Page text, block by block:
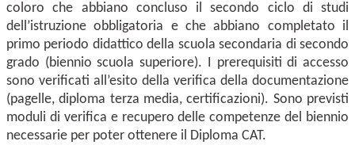
coloro che abbiano concluso il secondo ciclo di studi
dell’istruzione obbligatoria e che abbiano completato il
primo periodo didattico della scuola secondaria di secondo
grado (biennio scuola superiore). I prerequisiti di accesso
sono verificati all’esito della verifica della documentazione
(pagelle, diploma terza media, certificazioni). Sono previsti
moduli di verifica e recupero delle competenze del biennio
necessarie per poter ottenere il Diploma CAT.